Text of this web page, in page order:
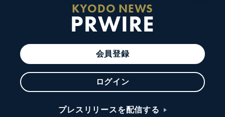
KYODO NEWS
PRWIRE
会員登録
ログイン
プレスリリースを配信する